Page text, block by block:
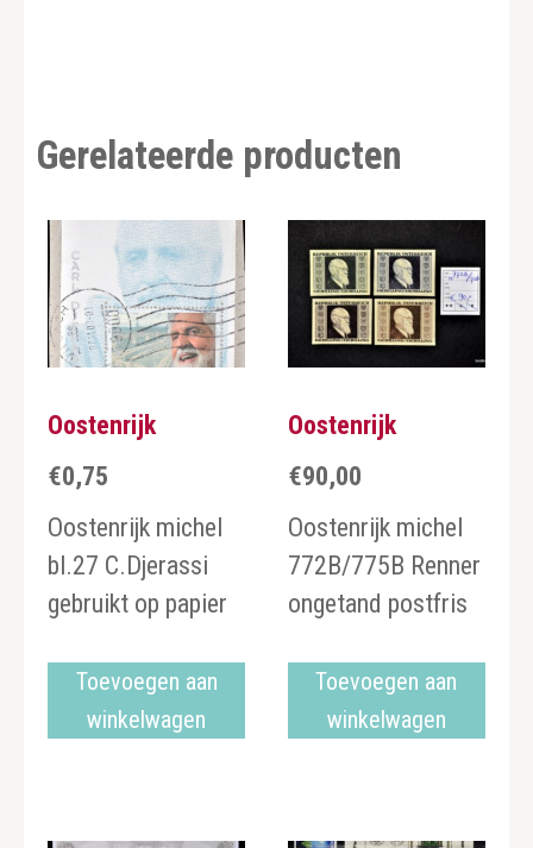
Gerelateerde producten
Oostenrijk
€0,75
Oostenrijk michel
bl.27 C.Djerassi
gebruikt op papier
Toevoegen aan
winkelwagen
Oostenrijk
€90,00
Oostenrijk michel
772B/775B Renner
ongetand postfris
Toevoegen aan
winkelwagen